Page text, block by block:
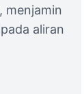
menjamin
aliran